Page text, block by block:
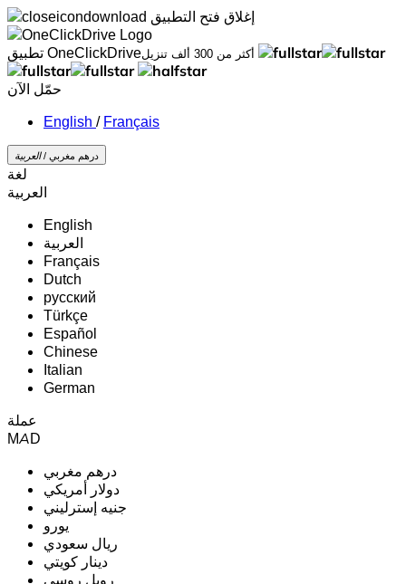
إغلاق فتح التطبيق
تطبيق OneClickDrive
أكثر من 300 ألف تنزيل
حمّل الآن
/ Français
درهم مغربي /‏العربية‏
لغة
‏العربية‏
English
‏العربية‏
Français
Dutch
русский
Türkçe
Español
Chinese
Italian
German
عملة
MAD
درهم مغربي
دولار أمريكي
جنيه إسترليني
يورو
ريال سعودي
دينار كويتي
روبل روسي